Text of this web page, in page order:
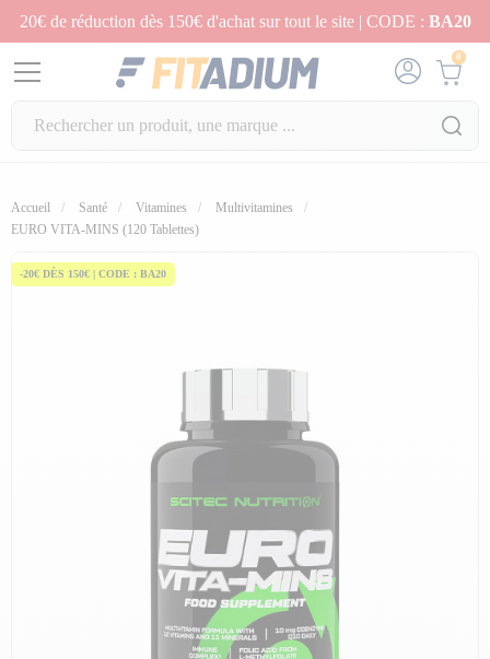
20€ de réduction dès 150€ d'achat sur tout le site | CODE : BA20
0
Accueil Santé Vitamines
Multivitamines
EURO VITA-MINS (120 Tablettes)
-20€ DÈS 150€ | CODE : BA20